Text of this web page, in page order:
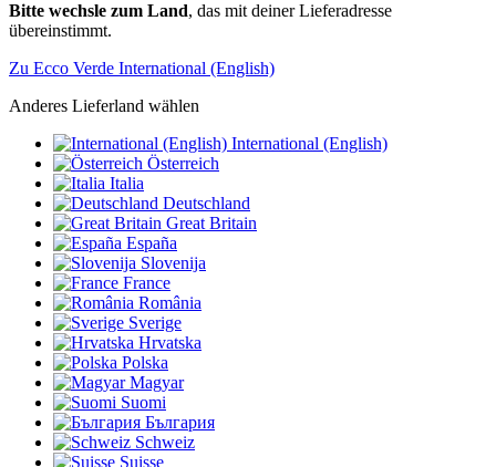
Bitte wechsle zum Land, das mit deiner Lieferadresse
übereinstimmt.
Zu Ecco Verde International (English)
Anderes Lieferland wählen
International (English)
Österreich
Italia
Deutschland
Great Britain
España
Slovenija
France
România
Sverige
Hrvatska
Polska
Magyar
Suomi
България
Schweiz
Suisse